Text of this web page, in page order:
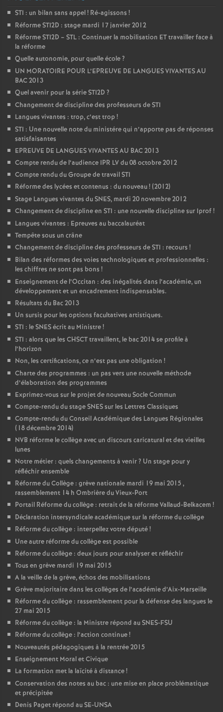
STI : un bilan sans appel! Ré-agissons !
Réforme STI2D : stage mardi 17 janvier 2012
Réforme STI2D – STL : Continuer la mobilisation ET travailler face à
la réforme
Quelle autonomie, pour quelle école?
UN MORATOIRE POUR L’EPREUVE DE LANGUES VIVANTES AU
BAC 2013
Quel avenir pour la série STI2D ?
Changement de discipline des professeurs de STI
Langues vivantes : trop, c’est trop!
STI : Une nouvelle note du ministére qui n’apporte pas de réponses
satisfaisantes
EPREUVE DE LANGUES VIVANTES AU BAC 2013
Compte rendu de l’audience IPR LV du 08 octobre 2012
Compte rendu du Groupe de travail STI
Réforme des lycées et contenus : du nouveau! (2012)
Stage Langues vivantes du SNES, mardi 20 novembre 2012
Changement de discipline en STI : une nouvelle discipline sur Iprof!
Langues vivantes : Epreuves au baccalauréat
Tempête sous un crâne
Changement de discipline des professeurs de STI : recours !
Bilan des réformes des voies technologiques et professionnelles :
les chiffres ne sont pas bons !
Enseignement de l’Occitan : des inégalités dans l’académie, un
développement et un encadrement indispensables.
Résultats du Bac 2013
Un sursis pour les options facultatives artistiques.
STI : le SNES écrit au Ministre!
STI : alors que les CHSCT travaillent, le bac 2014 se profile à
l’horizon
Non, les certifications, ce n’est pas une obligation !
Charte des programmes : un pas vers une nouvelle méthode
d’élaboration des programmes
Exprimez-vous sur le projet de nouveau Socle Commun
Compte-rendu du stage SNES sur les Lettres Classiques
Compte-rendu du Conseil Académique des Langues Régionales
(18 décembre 2014)
NVB réforme le collège avec un discours caricatural et des vieilles
lunes
Notre métier : quels changements à venir? Un stage pour y
réfléchir ensemble
Réforme du Collège : grève nationale mardi 19 mai 2015 ,
rassemblement 14 h Ombrière du Vieux-Port
Portail Réforme du collège : retrait de la réforme Vallaud-Belkacem !
Déclaration intersyndicale académique sur la réforme du collège
Réforme du collège : interpellez votre député!
Une autre réforme du collège est possible
Réforme du collège : deux jours pour analyser et réfléchir
Tous en grève mardi 19 mai 2015
A la veille de la grève, échos des mobilisations
Grève majoritaire dans les collèges de l’académie d’Aix-Marseille
Réforme du collège : rassemblement pour la défense des langues le
27 mai 2015
Réforme du collège : la Ministre répond au SNES-FSU
Réforme du collège : l’action continue!
Nouveautés pédagogiques à la rentrée 2015
Enseignement Moral et Civique
La formation met la laïcité à distance!
Conservation des notes au bac : une mise en place problématique
et précipitée
Denis Paget répond au SE-UNSA